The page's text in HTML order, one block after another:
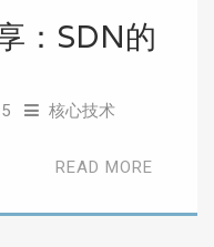
：SDN的
核心技术
READ MORE